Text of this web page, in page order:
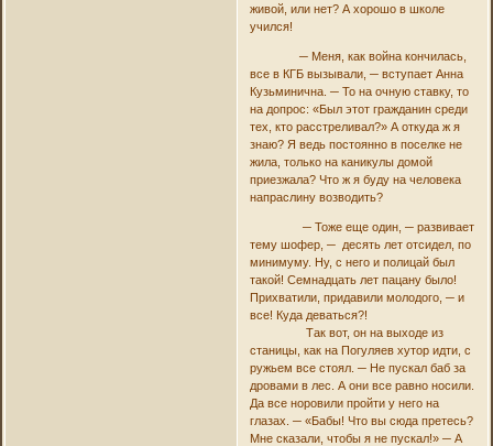
живой, или нет? А хорошо в школе
учился!
─ Меня, как война кончилась,
все в КГБ вызывали, ─ вступает Анна
Кузьминична. ─ То на очную ставку, то
на допрос: «Был этот гражданин среди
тех, кто расстреливал?» А откуда ж я
знаю? Я ведь постоянно в поселке не
жила, только на каникулы домой
приезжала? Что ж я буду на человека
напраслину возводить?
─ Тоже еще один, ─ развивает
тему шофер, ─ десять лет отсидел, по
минимуму. Ну, с него и полицай был
такой! Семнадцать лет пацану было!
Прихватили, придавили молодого, ─ и
все! Куда деваться?!
Так вот, он на выходе из
станицы, как на Погуляев хутор идти, с
ружьем все стоял. ─ Не пускал баб за
дровами в лес. А они все равно носили.
Да все норовили пройти у него на
глазах. ─ «Бабы! Что вы сюда претесь?
Мне сказали, чтобы я не пускал!» ─ А